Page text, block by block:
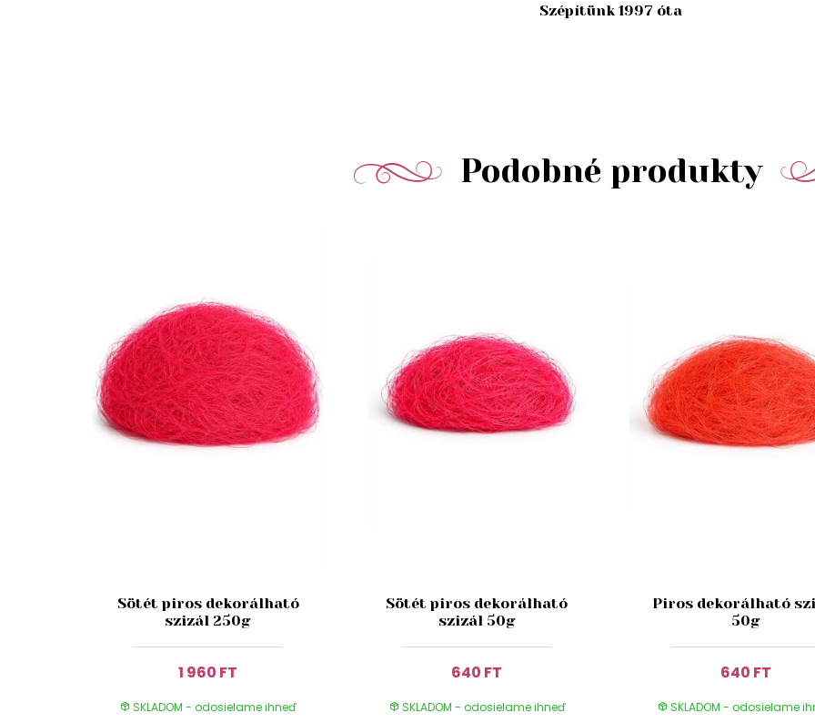
Szépítünk 1997 óta
Podobné produkty
Sötét piros dekorálható
szizál 250g
1 960 FT
SKLADOM - odosielame ihneď
Sötét piros dekorálható
szizál 50g
640 FT
SKLADOM - odosielame ihneď
Piros dekorálható
50g
640 FT
SKLADOM - odosielame